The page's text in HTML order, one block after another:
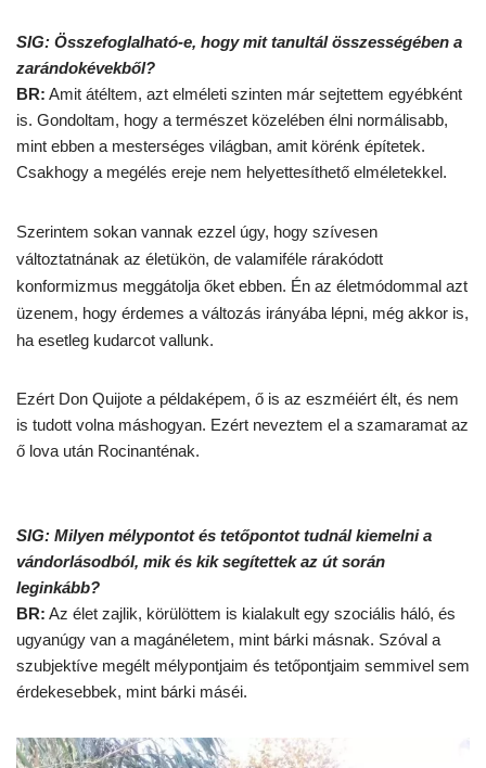
SIG: Összefoglalható-e, hogy mit tanultál összességében a
zarándokévekből?
BR: Amit átéltem, azt elméleti szinten már sejtettem egyébként
is. Gondoltam, hogy a természet közelében élni normálisabb,
mint ebben a mesterséges világban, amit körénk építetek.
Csakhogy a megélés ereje nem helyettesíthető elméletekkel.
Szerintem sokan vannak ezzel úgy, hogy szívesen
változtatnának az életükön, de valamiféle rárakódott
konformizmus meggátolja őket ebben. Én az életmódommal azt
üzenem, hogy érdemes a változás irányába lépni, még akkor is,
ha esetleg kudarcot vallunk.
Ezért Don Quijote a példaképem, ő is az eszméiért élt, és nem
is tudott volna máshogyan. Ezért neveztem el a szamaramat az
ő lova után Rocinanténak.
SIG: Milyen mélypontot és tetőpontot tudnál kiemelni a
vándorlásodból, mik és kik segítettek az út során
leginkább?
BR: Az élet zajlik, körülöttem is kialakult egy szociális háló, és
ugyanúgy van a magánéletem, mint bárki másnak. Szóval a
szubjektíve megélt mélypontjaim és tetőpontjaim semmivel sem
érdekesebbek, mint bárki máséi.